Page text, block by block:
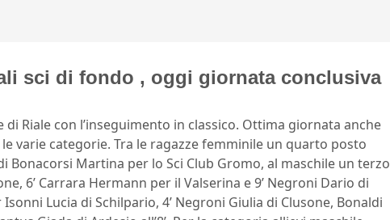
sci di fondo , oggi giornata conclusiva
Riale con l’inseguimento in classico. Ottima giornata anche
varie categorie. Tra le ragazze femminile un quarto posto
Bonacorsi Martina per lo Sci Club Gromo, al maschile un terzo
6’ Carrara Hermann per il Valserina e 9’ Negroni Dario di
Lucia di Schilpario, 4’ Negroni Giulia di Clusone, Bonaldi